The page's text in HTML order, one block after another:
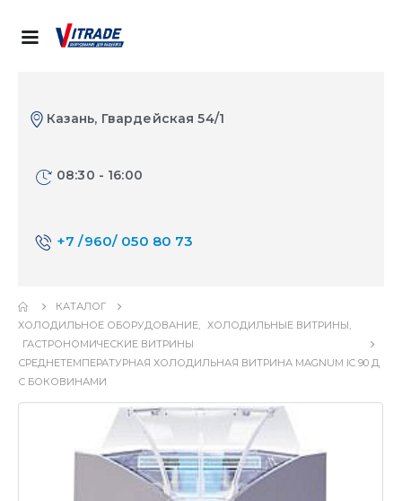
Казань, Гвардейская 54/1
08:30 - 16:00
+7 /960/ 050 80 73
КАТАЛОГ
ХОЛОДИЛЬНОЕ ОБОРУДОВАНИЕ, ХОЛОДИЛЬНЫЕ ВИТРИНЫ,
ГАСТРОНОМИЧЕСКИЕ ВИТРИНЫ
СРЕДНЕТЕМПЕРАТУРНАЯ ХОЛОДИЛЬНАЯ ВИТРИНА MAGNUM IC 90 Д
С БОКОВИНАМИ